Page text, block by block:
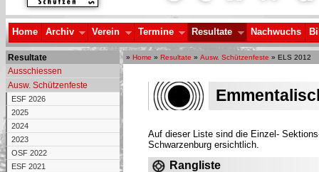
Home Archiv Verein Termine Resultate Nachwuchs
Resultate
Ausschiessen
Ausw. Schützenfeste
ESF 2026
2025
2024
2023
OSF 2022
ESF 2021
» Home » Resultate » Ausw. Schützenfeste » ELS 2012
Auf dieser Liste sind die Einzel-
Schwarzenburg ersichtlich.
Rangliste